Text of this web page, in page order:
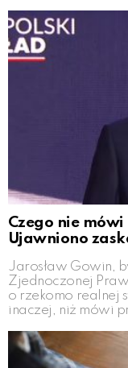
Czego nie
Ujawniono
Jarosław Gowin,
Zjednoczonej
o rzekomo realnej
inaczej, niż mówi